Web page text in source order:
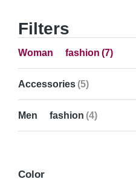
Filters
Woman fashion (7)
Accessories (5)
Men fashion (4)
Color